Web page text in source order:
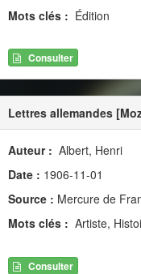
Mots clés : Édition
Consulter
Lettres allemandes
Auteur : Albert, Henri
Date : 1906-11-01
Source : Mercure de
Mots clés : Artiste,
Consulter